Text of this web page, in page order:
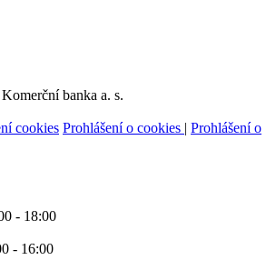
banka a. s.
cookies Prohlášení o cookies
Prohlášení o
- 18:00
- 16:00